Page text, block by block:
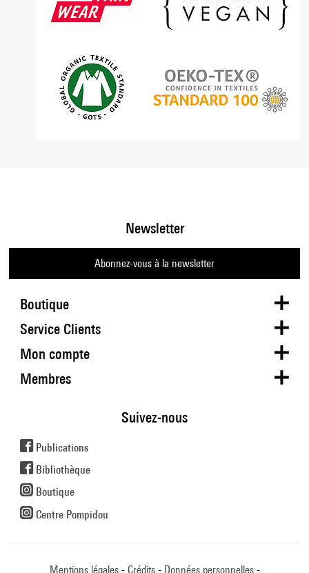
Boutique
Newsletter
Abonnez-vous à la newsletter
Service Clients
Mon compte
Membres
Suivez-nous
Publications
Bibliothèque
Boutique
Centre Pompidou
Mentions légales Crédits Données personnelles